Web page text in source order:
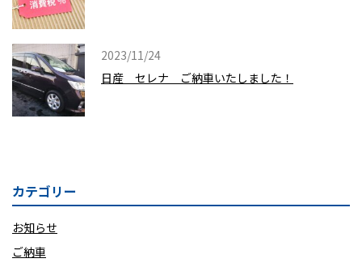
2023/11/24
日産 セレナ ご納車いたしました！
カテゴリー
お知らせ
ご納車